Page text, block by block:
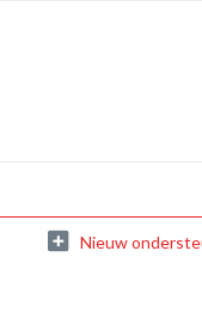
Nieuw